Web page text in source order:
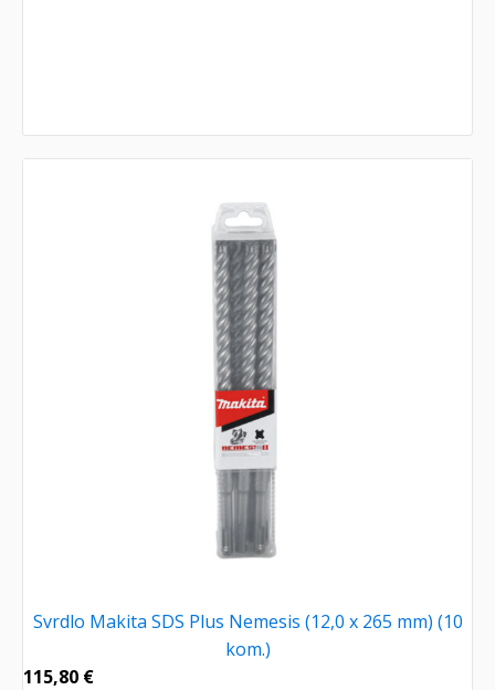
Svrdlo Makita SDS Plus Nemesis (12,0 x 265 mm) (10
kom.)
115,80 €